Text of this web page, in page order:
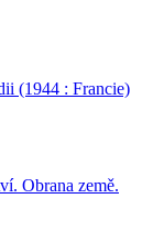
(1944 : Francie)
Obrana země.